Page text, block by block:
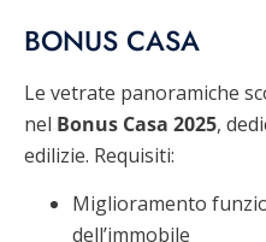
BONUS CASA
Le vetrate panoramiche
nel Bonus Casa 2025,
edilizie. Requisiti:
Miglioramento
dell’immobile